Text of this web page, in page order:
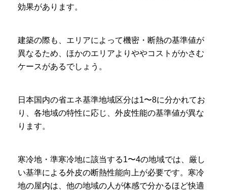
効果があります。
建築の際も、エリアによって機密・断熱の基準値が
異なるため、ほかのエリアよりややコストがかさむ
ケースがあるでしょう。
日本国内の省エネ基準地域区分は1〜8に分かれてお
り、各地域の特性に応じ、外皮性能の基準値が異な
ります。
寒冷地・準寒冷地に該当する1〜4の地域では、厳し
い基準による外皮の断熱性能向上が必要です。寒冷
地の屋内は、他の地域の人が体感で分かるほど快適